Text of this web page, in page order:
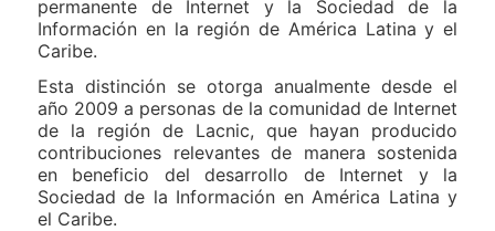
permanente de Internet y la Sociedad de la
Información en la región de América Latina y el
Caribe.
Esta distinción se otorga anualmente desde el
año 2009 a personas de la comunidad de Internet
de la región de Lacnic, que hayan producido
contribuciones relevantes de manera sostenida
en beneficio del desarrollo de Internet y la
Sociedad de la Información en América Latina y
el Caribe.